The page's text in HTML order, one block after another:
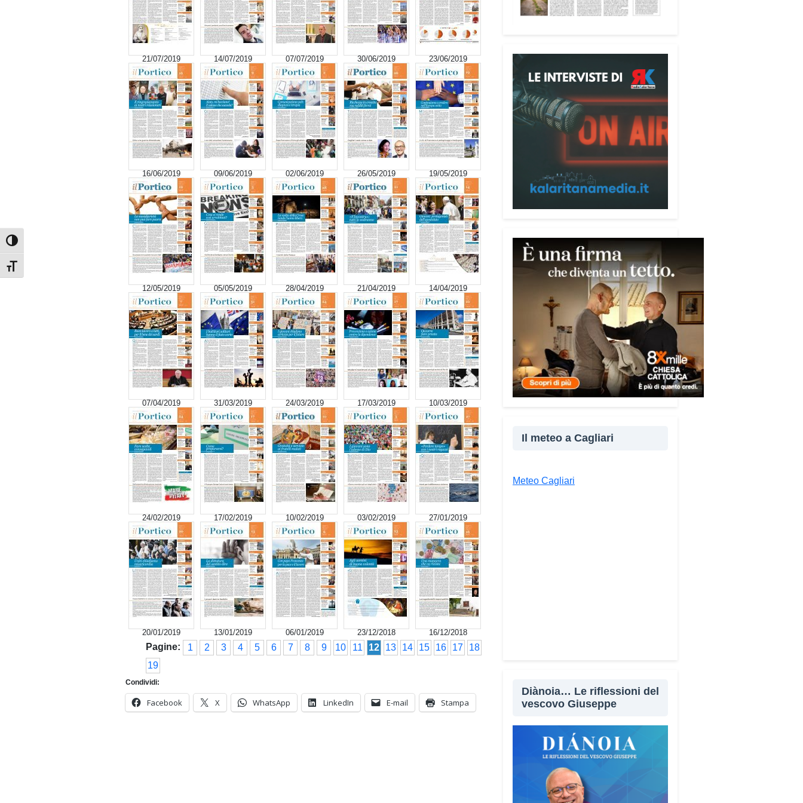
Attiva/disattiva alto contrasto
Attiva/disattiva dimensione testo
21/07/2019 14/07/2019 07/07/2019 30/06/2019 23/06/2019
16/06/2019 09/06/2019 02/06/2019 26/05/2019 19/05/2019
12/05/2019 05/05/2019 28/04/2019 21/04/2019 14/04/2019
07/04/2019 31/03/2019 24/03/2019 17/03/2019 10/03/2019
24/02/2019 17/02/2019 10/02/2019 03/02/2019 27/01/2019
20/01/2019 13/01/2019 06/01/2019 23/12/2018 16/12/2018
Pagine: 1 2 3 4 5 6 7 8 9 10 11 12 13 14 15 16 17
18
19
Condividi:
Facebook X WhatsApp LinkedIn E-mail Stampa
dignità», racconta Alessandro
Tra i partecipanti anche i seminaristi,
impegnati accanto agli anziani della
casa di riposo Cristo Re.
«Un’esperienza di crescita umana e
spirituale che rafforza la vocazione
al servizio», sottolinea Cristiano
Il programma dedica spazio anche
ai temi della pace e della
cooperazione nel Mediterraneo.
Oggi pomeriggio, alla Mediateca del
l’arcivescovo monsignor Giuseppe
Baturi ha approfondito il ruolo dei
giovani nella costruzione di ponti tra
culture e popoli, con un confronto
inserito nel percorso “Cagliari Città
della Pace e del Mediterraneo”,
progetto che promuove il dialogo e
la collaborazione tra le diverse
realtà del bacino mediterraneo.
Tra le testimonianze quella di Thea,
giovane libanese del Consiglio dei
un’esperienza di volontariato: è
un’opportunità per costruire relazioni
universale capace di unire persone
diverse».
Il meteo a Cagliari
Meteo Cagliari
Diànoia… Le riflessioni del
vescovo Giuseppe